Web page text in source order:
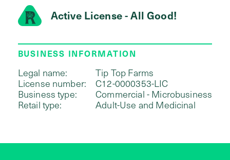
Active License - All Good!
BUSINESS INFORMATION
Legal name:
Tip Top Farms
License number:
C12-0000353-LIC
Business type:
Commercial - Microbusiness
Retail type:
Adult-Use and Medicinal